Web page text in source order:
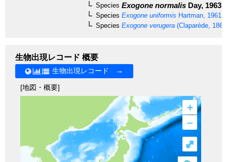
Species Exogone normalis Day, 1963
Species Exogone uniformis Hartman, 1961
Species Exogone verugera (Claparède,
生物出現レコード 概要
生物出現レコード →
[地図・概要]
+
–
⤢